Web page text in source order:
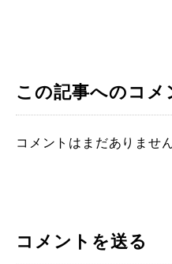
この記事へのコメ
コメントはまだありません
コメントを送る